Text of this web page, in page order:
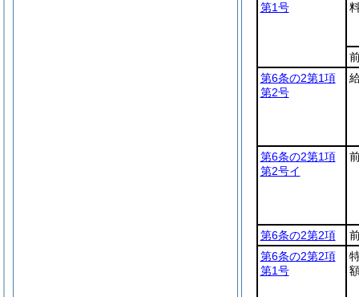
第1号
第6条の2第1項
第2号
第6条の2第1項
第2号イ
第6条の2第2項
第6条の2第2項
第1号